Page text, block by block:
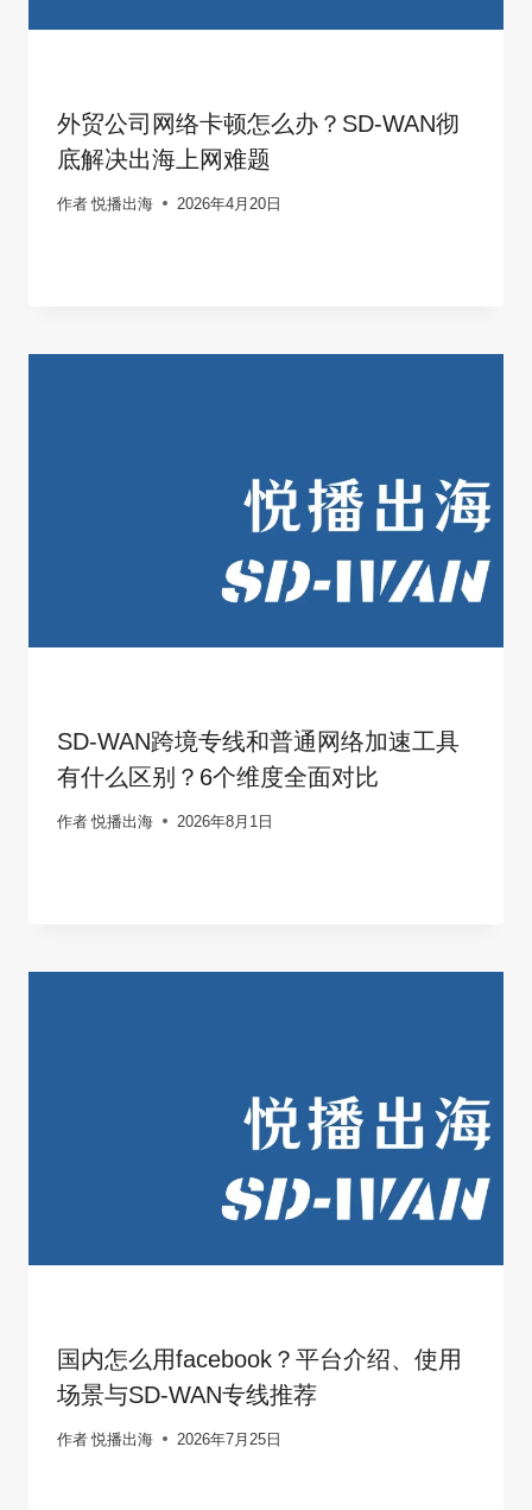
外贸公司网络卡顿怎么办？SD-WAN彻
底解决出海上网难题
作者 悦播出海 2026年4月20日
SD-WAN跨境专线和普通网络加速工具
有什么区别？6个维度全面对比
作者 悦播出海 2026年8月1日
国内怎么用facebook？平台介绍、使用
场景与SD-WAN专线推荐
作者 悦播出海 2026年7月25日